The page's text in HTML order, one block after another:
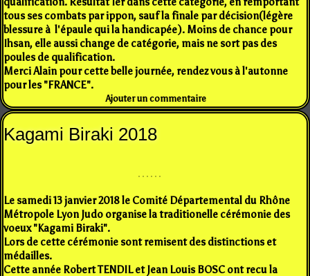
tous ses combats par ippon, sauf la finale par décision(légère
blessure à l'épaule qui la handicapée). Moins de chance pour
Ihsan, elle aussi change de catégorie, mais ne sort pas des
poules de qualification.
Merci Alain pour cette belle journée, rendez vous à l'autonne
pour les "FRANCE".
Ajouter un commentaire
Kagami Biraki 2018
Le samedi 13 janvier 2018 le Comité Départemental du Rhône
Métropole Lyon Judo organise la traditionelle cérémonie des
voeux "Kagami Biraki".
Lors de cette cérémonie sont remisent des distinctions et
médailles.
Cette année Robert TENDIL et Jean Louis BOSC ont recu la